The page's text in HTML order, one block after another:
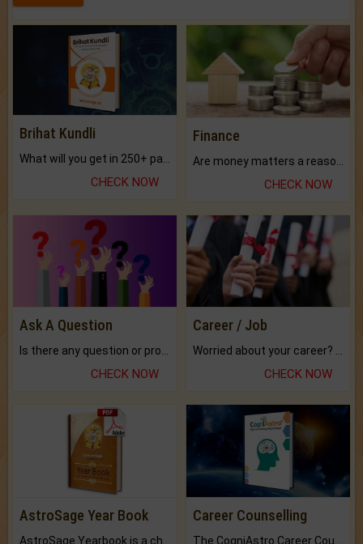
Brihat Kundli
CHECK NOW
Finance
CHECK NOW
Ask A Question
CHECK NOW
Career / Job
CHECK NOW
AstroSage Year Book Career Counselling